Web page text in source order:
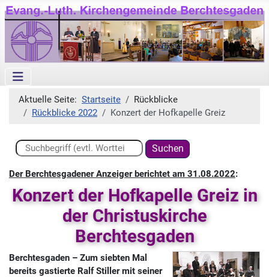
Aktuelle Seite: Startseite
Rückblicke
Rückblicke 2022
Konzert der Hofkapelle Greiz
Suchen ...
Suchen
Der Berchtesgadener Anzeiger berichtet am 31.08.2022:
Konzert der Hofkapelle Greiz in
der Christuskirche
Berchtesgaden
Berchtesgaden – Zum siebten Mal
bereits gastierte Ralf Stiller mit seiner